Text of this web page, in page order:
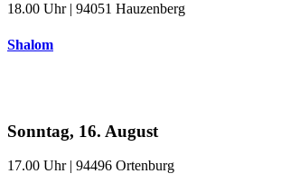
18.00 Uhr | 94051 Hauzenberg
Shalom
Sonntag, 16. August
17.00 Uhr | 94496 Ortenburg